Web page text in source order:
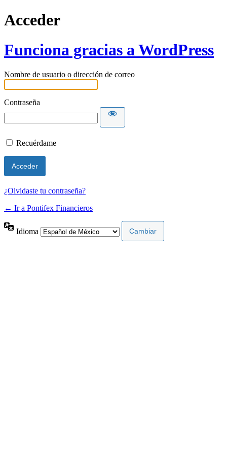
Acceder
Funciona gracias a WordPress
Nombre de usuario o dirección de correo
Contraseña
Recuérdame
¿Olvidaste tu contraseña?
← Ir a Pontifex Financieros
Idioma